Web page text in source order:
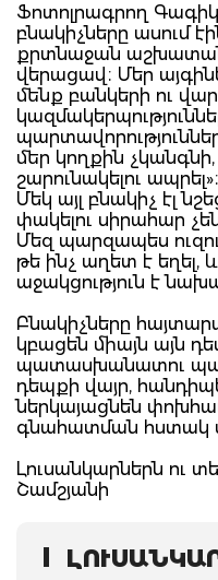
Ֆոտոլրագրող Գագիկ
բնակիչները ասում
քրտնաջան
վերացավ։ Մեր
մենք բանկերի ու
մեր կողքին
շարունակելու ապրել»։
Մեկ այլ բնակիչ էլ
փակելու սիրահար
Մեզ պարզապես
թե ինչ աղետ է եղել,
աջակցություն է
Բնակիչները
կբացեն միայն այն
պատասխանատու
դեպքի վայր,
ներկայացնեն
գնահատման հստակ
Լուսանկարներն ու
Շամշյանի